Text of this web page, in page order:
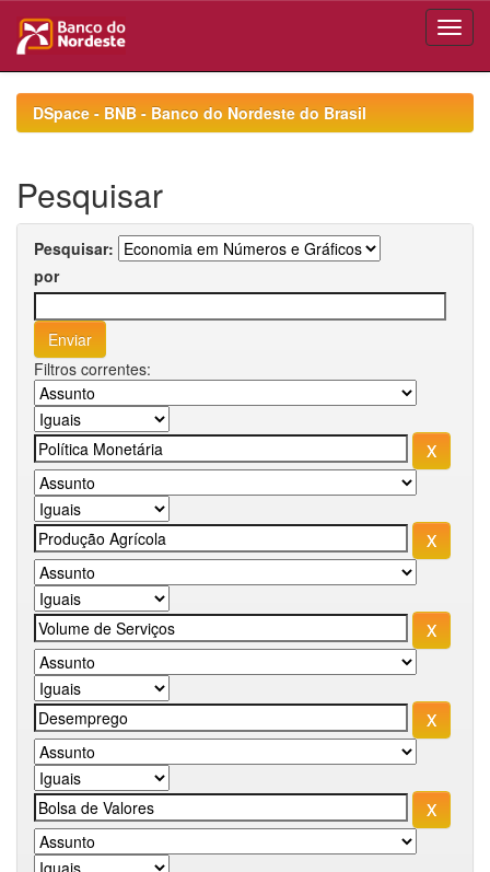
navigationDSpace - BNB - Banco do Nordeste do Brasil
Pesquisar
Pesquisar:
por
Filtros correntes: